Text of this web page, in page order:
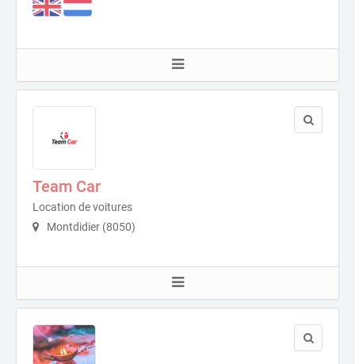
Team Car
Location de voitures
Montdidier (8050)